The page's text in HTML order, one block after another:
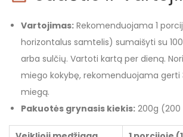
Vartojimas: Rekomenduojama 1
horizontalus samtelis) sumaišyti su
arba sulčių. Vartoti kartą per dieną.
miego kokybę, rekomenduojama gerti
miegą.
Pakuotės grynasis kiekis: 200g (200